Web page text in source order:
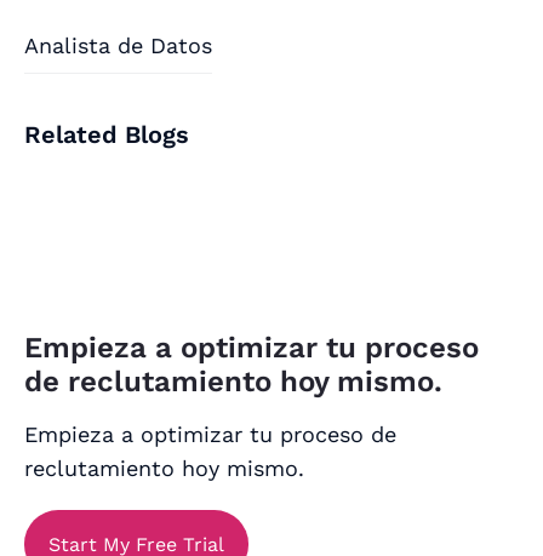
Analista de Datos
Related Blogs
Empieza a optimizar tu proceso
de reclutamiento hoy mismo.
Empieza a optimizar tu proceso de
reclutamiento hoy mismo.
Start My Free Trial